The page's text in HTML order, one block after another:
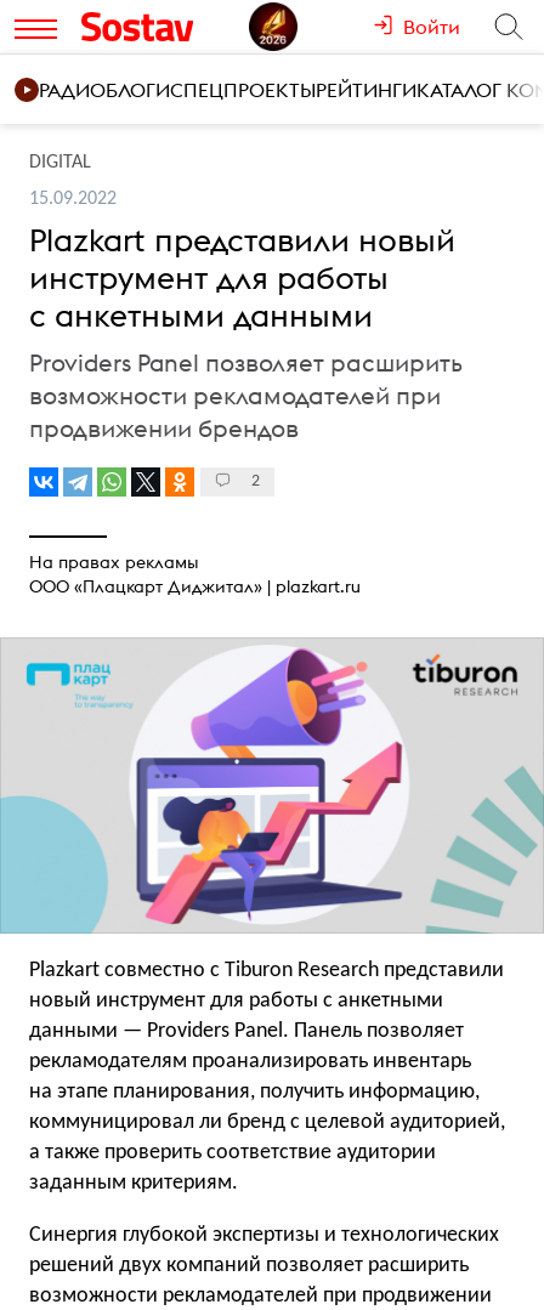
Войти
РАДИОБЛОГИСПЕЦПРОЕКТЫРЕЙТИНГИКАТАЛОГ
DIGITAL
15.09.2022
Plazkart представили новый
инструмент для работы
с анкетными данными
Providers Panel позволяет расширить
возможности рекламодателей при
продвижении брендов
2
На правах рекламы
ООО «Плацкарт Диджитал» | plazkart.ru
Plazkart совместно с Tiburon Research представили
новый инструмент для работы с анкетными
данными — Providers Panel. Панель позволяет
рекламодателям проанализировать инвентарь
на этапе планирования, получить информацию,
коммуницировал ли бренд с целевой аудиторией,
а также проверить соответствие аудитории
заданным критериям.
Синергия глубокой экспертизы и технологических
решений двух компаний позволяет расширить
возможности рекламодателей при продвижении